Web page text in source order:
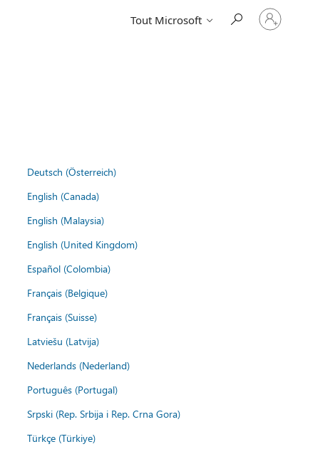
Tout Microsoft
Connectez-
vous
Deutsch (Österreich)
English (Canada)
English (Malaysia)
English (United Kingdom)
Español (Colombia)
Français (Belgique)
Français (Suisse)
Latviešu (Latvija)
Nederlands (Nederland)
Português (Portugal)
Srpski (Rep. Srbija i Rep. Crna Gora)
Türkçe (Türkiye)